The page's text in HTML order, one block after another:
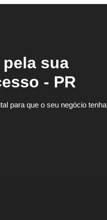
sua
- PR
para que o seu negócio tenha